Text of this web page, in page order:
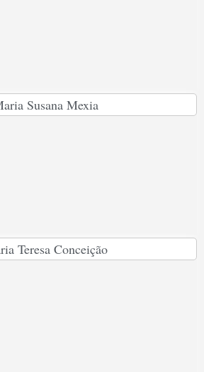
Susana Mexia
Teresa Conceição